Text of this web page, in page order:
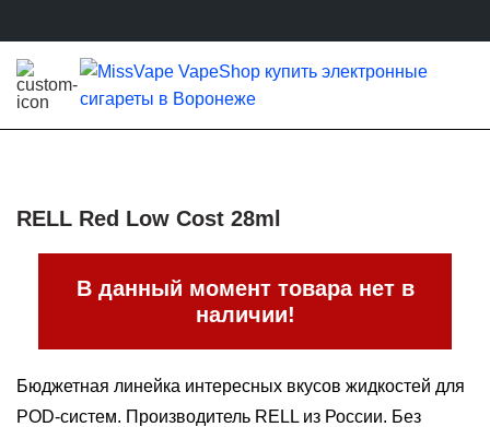
RELL Red Low Cost 28ml
В данный момент товара нет в
наличии!
Бюджетная линейка интересных вкусов жидкостей для
POD-систем. Производитель RELL из России. Без